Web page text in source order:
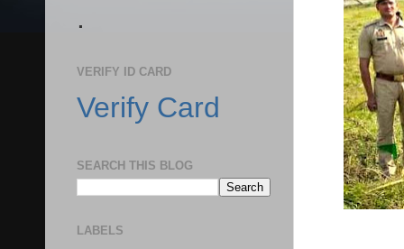
.
VERIFY ID CARD
Verify Card
SEARCH THIS BLOG
LABELS